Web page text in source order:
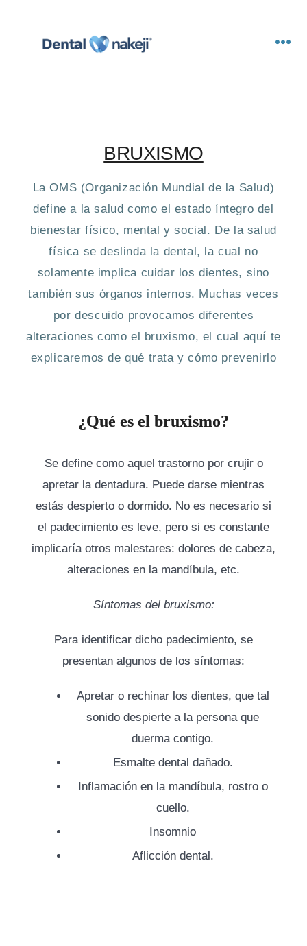
BRUXISMO
La OMS (Organización Mundial de la Salud)
define a la salud como el estado íntegro del
bienestar físico, mental y social. De la salud
física se deslinda la dental, la cual no
solamente implica cuidar los dientes, sino
también sus órganos internos. Muchas veces
por descuido provocamos diferentes
alteraciones como el bruxismo, el cual aquí te
explicaremos de qué trata y cómo prevenirlo
¿Qué es el bruxismo?
Se define como aquel trastorno por crujir o
apretar la dentadura. Puede darse mientras
estás despierto o dormido. No es necesario si
el padecimiento es leve, pero si es constante
implicaría otros malestares: dolores de cabeza,
alteraciones en la mandíbula, etc.
Síntomas del bruxismo:
Para identificar dicho padecimiento, se
presentan algunos de los síntomas:
Apretar o rechinar los dientes, que tal
sonido despierte a la persona que
duerma contigo.
Esmalte dental dañado.
Inflamación en la mandíbula, rostro o
cuello.
Insomnio
Aflicción dental.